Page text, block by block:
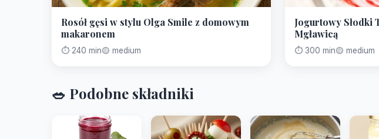
Rosół gęsi w stylu Olga Smile z domowym
makaronem
⏱️ 240 min🟡 medium
Jogurtowy Słodki
Mgławicą
⏱️ 300 min🟡 medium
🥗 Podobne składniki